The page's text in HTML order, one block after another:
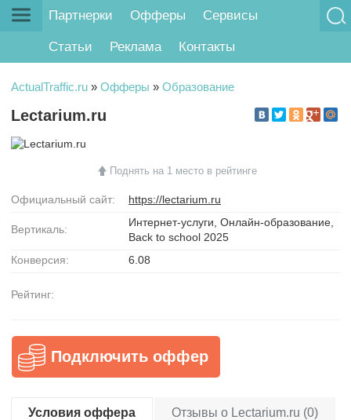
Партнерки Офферы Сервисы
Статьи Реклама Контакты
ActualTraffic.ru » Офферы » Образование
Lectarium.ru
Поднять на 1 место в рейтинге
Официальный сайт: https://lectarium.ru
Вертикаль:
Интернет-услуги, Онлайн-образование,
Back to school 2025
Конверсия:
6.08
Рейтинг:
Подключить оффер
Условия оффера Отзывы о Lectarium.ru (0)